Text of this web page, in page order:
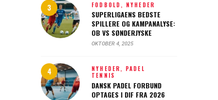
FODBOLD, NYHEDER
SUPERLIGAENS BEDSTE
SPILLERE OG KAMPANALYSE:
OB VS SØNDERJYSKE
OKTOBER 4, 2025
NYHEDER, PADEL
TENNIS
DANSK PADEL FORBUND
OPTAGES I DIF FRA 2026